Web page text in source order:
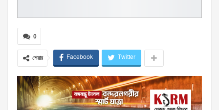
0
শেয়ার Facebook Twitter